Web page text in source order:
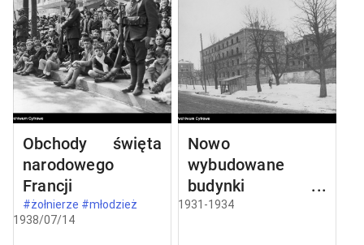
Obchody święta
narodowego
Francji
#żołnierze #młodzież
1938/07/14
Nowo
wybudowane
budynki w
Częstochowie
1931-1934